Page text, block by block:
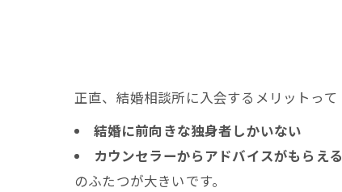
正直、結婚相談所に入会するメリットって
結婚に前向きな独身者しかいない
カウンセラーからアドバイスがもらえる
のふたつが大きいです。